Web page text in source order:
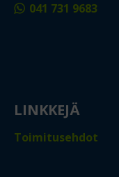
041 731 9683
LINKKEJÄ
Toimitusehdot